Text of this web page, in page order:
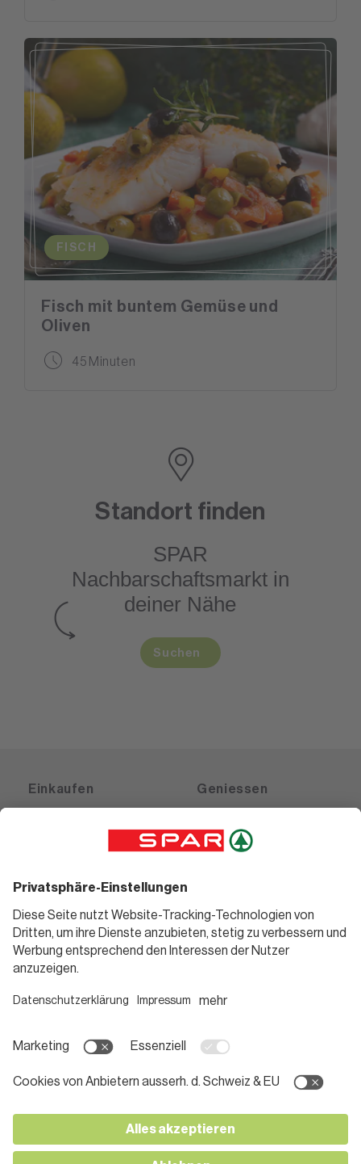
FISCH
Fisch mit buntem Gemüse und
Oliven
45 Minuten
Standort finden
SPAR
Nachbarschaftsmarktin
deiner Nähe
Suchen
Einkaufen
Gutscheine
Geniessen
Weinwelt
Bierwelt
Informieren
Teilnahmebedingungen
Pressemitteilungen
Karriere bei SPAR
Kontakt
Folge uns